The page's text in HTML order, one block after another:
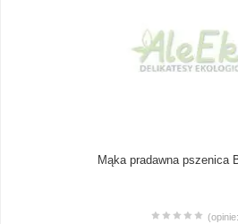
Mąka pradawna pszenica